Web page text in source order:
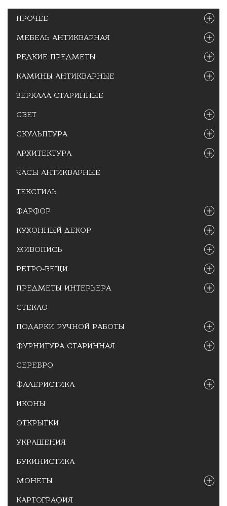
ПРОЧЕЕ
МЕБЕЛЬ АНТИКВАРНАЯ
РЕДКИЕ ПРЕДМЕТЫ
КАМИНЫ АНТИКВАРНЫЕ
ЗЕРКАЛА СТАРИННЫЕ
СВЕТ
СКУЛЬПТУРА
АРХИТЕКТУРА
ЧАСЫ АНТИКВАРНЫЕ
ТЕКСТИЛЬ
ФАРФОР
КУХОННЫЙ ДЕКОР
ЖИВОПИСЬ
РЕТРО-ВЕЩИ
ПРЕДМЕТЫ ИНТЕРЬЕРА
СТЕКЛО
ПОДАРКИ РУЧНОЙ РАБОТЫ
ФУРНИТУРА СТАРИННАЯ
СЕРЕБРО
ФАЛЕРИСТИКА
ИКОНЫ
ОТКРЫТКИ
УКРАШЕНИЯ
БУКИНИСТИКА
МОНЕТЫ
КАРТОГРАФИЯ